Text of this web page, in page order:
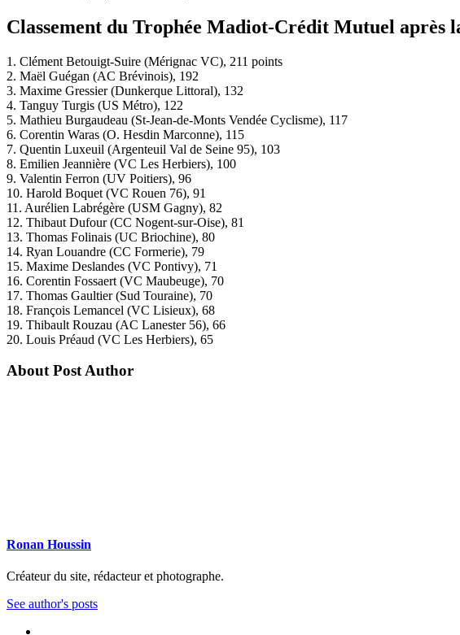
Classement du Trophée Madiot-Crédit Mutuel après
1. Clément Betouigt-Suire (Mérignac VC), 211 points
2. Maël Guégan (AC Brévinois), 192
3. Maxime Gressier (Dunkerque Littoral), 132
4. Tanguy Turgis (US Métro), 122
5. Mathieu Burgaudeau (St-Jean-de-Monts Vendée Cyclisme), 117
6. Corentin Waras (O. Hesdin Marconne), 115
7. Quentin Luxeuil (Argenteuil Val de Seine 95), 103
8. Emilien Jeannière (VC Les Herbiers), 100
9. Valentin Ferron (UV Poitiers), 96
10. Harold Boquet (VC Rouen 76), 91
11. Aurélien Labrégère (USM Gagny), 82
12. Thibaut Dufour (CC Nogent-sur-Oise), 81
13. Thomas Folinais (UC Briochine), 80
14. Ryan Louandre (CC Formerie), 79
15. Maxime Deslandes (VC Pontivy), 71
16. Corentin Fossaert (VC Maubeuge), 70
17. Thomas Gaultier (Sud Touraine), 70
18. François Lemancel (VC Lisieux), 68
19. Thibault Rouzau (AC Lanester 56), 66
20. Louis Préaud (VC Les Herbiers), 65
About Post Author
Ronan Houssin
Créateur du site, rédacteur et photographe.
See author's posts